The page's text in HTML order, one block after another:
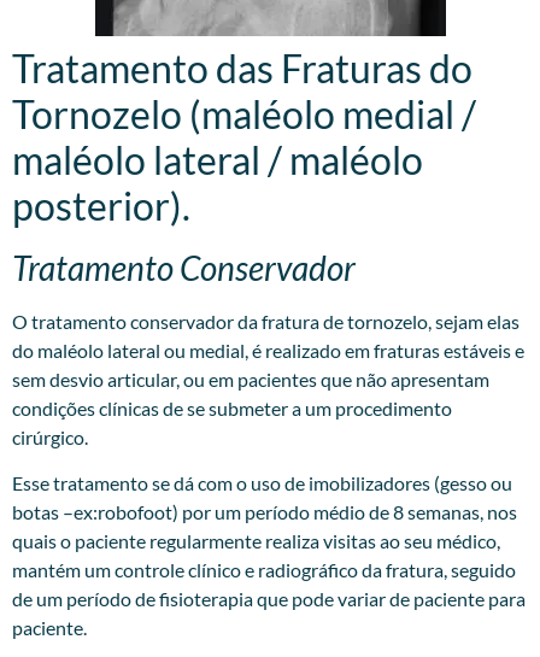
Tratamento das Fraturas do
Tornozelo (maléolo medial /
maléolo lateral / maléolo
posterior).
Tratamento Conservador
O tratamento conservador da fratura de tornozelo, sejam elas
do maléolo lateral ou medial, é realizado em fraturas estáveis e
sem desvio articular, ou em pacientes que não apresentam
condições clínicas de se submeter a um procedimento
cirúrgico.
Esse tratamento se dá com o uso de imobilizadores (gesso ou
botas –ex:robofoot) por um período médio de 8 semanas, nos
quais o paciente regularmente realiza visitas ao seu médico,
mantém um controle clínico e radiográfico da fratura, seguido
de um período de fisioterapia que pode variar de paciente para
paciente.